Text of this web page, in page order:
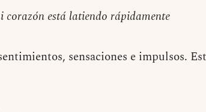
corazón está latiendo rápidamente
sensaciones e impulsos.